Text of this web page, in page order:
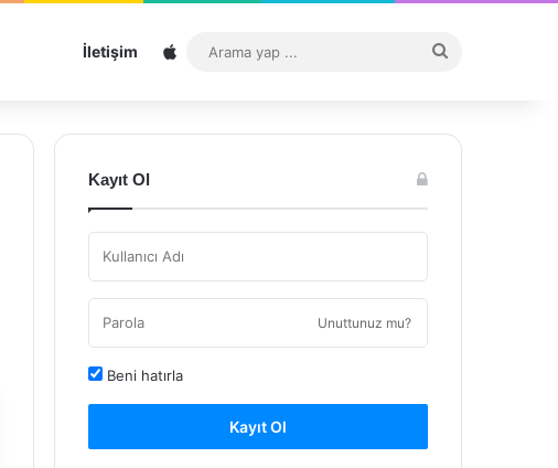
İletişim Sitemap
...
Kayıt Ol
Unuttunuz mu?
Beni hatırla
Kayıt Ol